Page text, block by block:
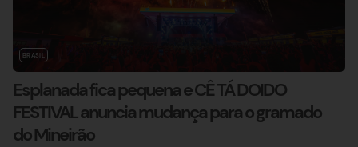
BRASIL
Esplanada fica pequena e CÊ TÁ DOIDO
FESTIVAL anuncia mudança para o gramado
do Mineirão